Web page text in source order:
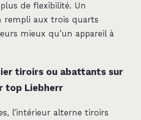
de flexibilité. Un
rempli aux trois quarts
mieux qu’un appareil à
tiroirs ou abattants sur
top Liebherr
l’intérieur alterne tiroirs